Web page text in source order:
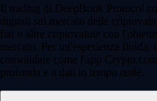
Il trading di DeepBook Protocol
digitali sul mercato delle
fiat o altre criptovalute con
mercato. Per un'esperienza fluida,
consolidate come l'app
profonda e a dati in tempo reale.